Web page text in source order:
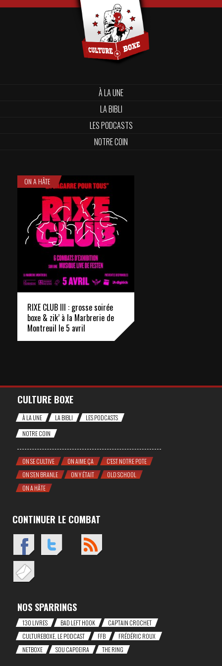
À LA UNE
LA BIBLI
LES PODCASTS
NOTRE COIN
ON A HÂTE
RIXE CLUB III : grosse soirée
boxe & zik’ à la Marbrerie de
Montreuil le 5 avril
CULTURE BOXE
À LA UNE LA BIBLI
LES PODCASTS
NOTRE COIN
ON SE CULTIVE ON AIME ÇA
C'EST NOTRE POTE
ON S'EN BRANLE
ON Y ÉTAIT
OLD SCHOOL
ON A HÂTE
CONTINUER LE COMBAT
NOS SPARRINGS
130 LIVRES BAD LEFT HOOK
CAP'TAIN CROCHET
CULTUREBOXE, LE PODCAST
FFB
FRÉDÉRIC ROUX
NETBOXE
SOU CAPOEIRA THE RING